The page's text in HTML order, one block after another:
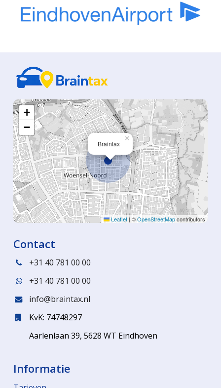
Braintax
×
+
−
Leaflet | ©OpenStreetMapcontributors
Contact
+31 40 781 00 00
+31 40 781 00 00
info@braintax.nl
KvK: 74748297
Aarlenlaan 39, 5628 WT Eindhoven
Informatie